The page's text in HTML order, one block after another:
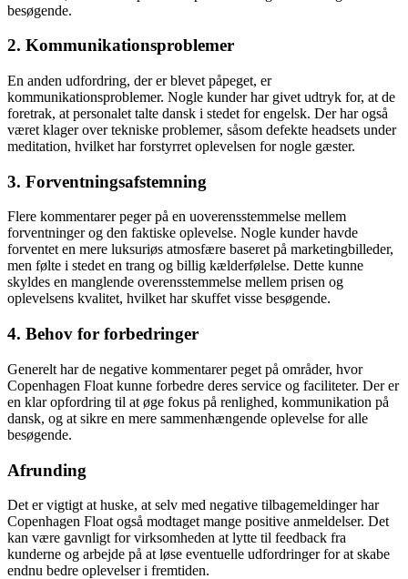
besøgende.
2. Kommunikationsproblemer
En anden udfordring, der er blevet påpeget, er
kommunikationsproblemer. Nogle kunder har givet udtryk for, at de
foretrak, at personalet talte dansk i stedet for engelsk. Der har også
været klager over tekniske problemer, såsom defekte headsets under
meditation, hvilket har forstyrret oplevelsen for nogle gæster.
3. Forventningsafstemning
Flere kommentarer peger på en uoverensstemmelse mellem
forventninger og den faktiske oplevelse. Nogle kunder havde
forventet en mere luksuriøs atmosfære baseret på marketingbilleder,
men følte i stedet en trang og billig kælderfølelse. Dette kunne
skyldes en manglende overensstemmelse mellem prisen og
oplevelsens kvalitet, hvilket har skuffet visse besøgende.
4. Behov for forbedringer
Generelt har de negative kommentarer peget på områder, hvor
Copenhagen Float kunne forbedre deres service og faciliteter. Der er
en klar opfordring til at øge fokus på renlighed, kommunikation på
dansk, og at sikre en mere sammenhængende oplevelse for alle
besøgende.
Afrunding
Det er vigtigt at huske, at selv med negative tilbagemeldinger har
Copenhagen Float også modtaget mange positive anmeldelser. Det
kan være gavnligt for virksomheden at lytte til feedback fra
kunderne og arbejde på at løse eventuelle udfordringer for at skabe
endnu bedre oplevelser i fremtiden.